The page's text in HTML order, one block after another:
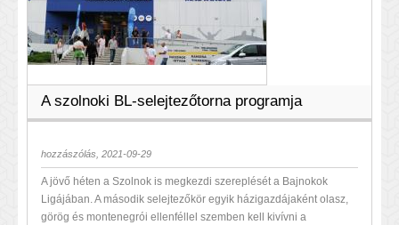
A szolnoki BL-selejtezőtorna programja
hozzászólás, 2021-09-29
A jövő héten a Szolnok is megkezdi szereplését a Bajnokok
Ligájában. A második selejtezőkör egyik házigazdájaként olasz,
görög és montenegrói ellenféllel szemben kell kivívni a